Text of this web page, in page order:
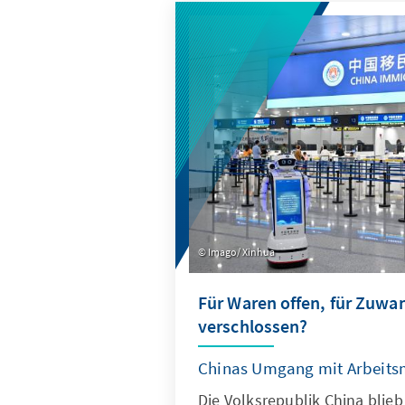
qualitativer und quantitativer
fundierte Einblicke in
Entwicklungen.
Imago/ Xinhua
Für Waren offen, für
verschlossen?
Chinas Umgang mit
Die Volksrepublik China